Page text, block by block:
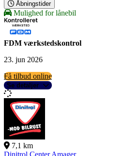
Åbningstider
Mulighed for lånebil
FDM værkstedskontrol
23. jun 2026
Få tilbud online
Se detaljer
7,1 km